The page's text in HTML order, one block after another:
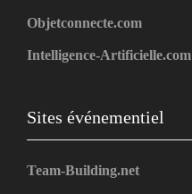
Objetconnecte.com
Intelligence-Artificielle.com
Sites événementiel
Team-Building.net